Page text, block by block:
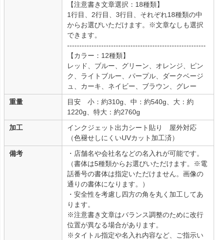
【注意書き文章選択：18種類】
1行目、2行目、3行目、それぞれ18種類の中
からお選びいただけます。※文章なしも選択
できます。
---------------------------------------------------------
【カラー：12種類】
レッド、ブルー、グリーン、オレンジ、ピン
ク、ライトブルー、パープル、ダークベージ
ュ、カーキ、ネイビー、ブラウン、グレー
重量
目安 小：約310g、中：約540g、大：約
1220g、特大：約2760g
加工
インクジェット出力シート貼り 屋外対応
（色褪せしにくいUVカット加工済）
備考
・店舗名や会社名などの名入れが可能です。
（書体は5種類からお選びいただけます。※電
話番号の書体は指定いただけません。画像の
通りの書体になります。）
・安全性を考慮し四方の角を丸く加工してあ
ります。
※注意書き文章はバランス調整のために改行
位置が異なる場合があります。
※タイトル指定や名入れ内容など、ご指示い